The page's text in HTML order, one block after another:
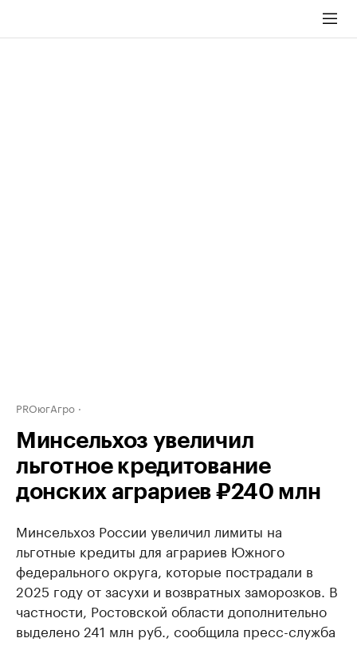
PROюгАгро
Минсельхоз увеличил
льготное кредитование
донских аграриев ₽240 млн
Минсельхоз России увеличил лимиты на
льготные кредиты для аграриев Южного
федерального округа, которые пострадали в
2025 году от засухи и возвратных заморозков. В
частности, Ростовской области дополнительно
выделено 241 млн руб., сообщила пресс-служба